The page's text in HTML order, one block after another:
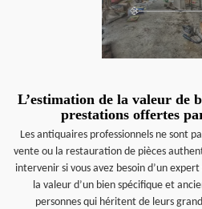
L’estimation de la valeur de
prestations offertes
Les antiquaires professionnels ne sont
vente ou la restauration de pièces
intervenir si vous avez besoin d’un
la valeur d’un bien spécifique et
personnes qui héritent de leurs